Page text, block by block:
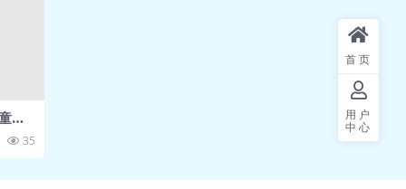
教
35
首页
用户
中心